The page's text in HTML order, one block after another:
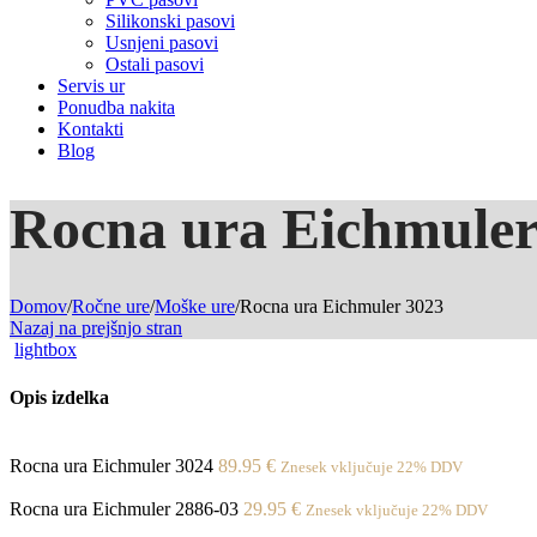
Silikonski pasovi
Usnjeni pasovi
Ostali pasovi
Servis ur
Ponudba nakita
Kontakti
Blog
Rocna ura
Domov/Ročne ure/Moške ure/Rocna ura Eichmuler 3023
Nazaj na prejšnjo stran
lightbox
Opis izdelka
Rocna ura Eichmuler 3024 89.95 € Znesek vključuje 22% DDV
Rocna ura Eichmuler 2886-03 29.95 € Znesek vključuje 22% DDV